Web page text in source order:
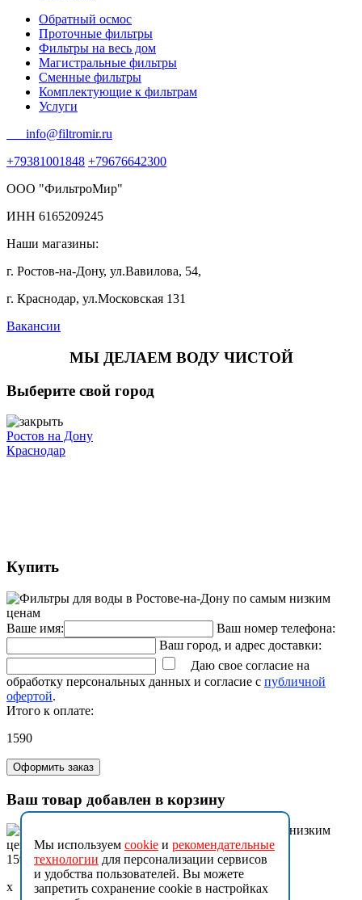
Обратный осмос
Проточные фильтры
Фильтры на весь дом
Магистральные фильтры
Сменные фильтры
Комплектующие к фильтрам
Услуги
info@filtromir.ru
+79381001848 +79676642300
ООО "ФильтроМир"
ИНН 6165209245
Наши магазины:
г. Ростов-на-Дону, ул.Вавилова, 54,
г. Краснодар, ул.Московская 131
Вакансии
МЫ ДЕЛАЕМ ВОДУ ЧИСТОЙ
Выберите свой город
Ростов на Дону
Краснодар
Купить
Ваше имя:
Ваш номер телефона:
Ваш город, и адрес доставки:
Даю свое согласие на
обработку персональных данных и согласие с публичной
офертой.
Итого к оплате:
1590
Оформить заказ
Ваш товар добавлен в корзину
1590
x
Мы используем cookie и рекомендательные
технологии для персонализации сервисов
и удобства пользователей. Вы можете
запретить сохранение cookie в настройках